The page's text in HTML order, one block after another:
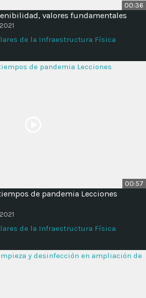
00:36
valores fundamentales
de la Infraestructura Física
00:57
de pandemia Lecciones
de la Infraestructura Física